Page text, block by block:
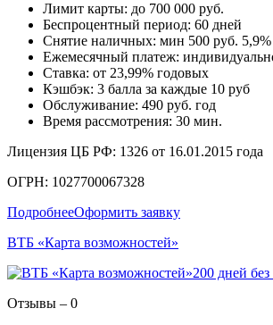
Лимит карты: до 700 000 руб.
Беспроцентный период: 60 дней
Снятие наличных: мин 500 руб. 5,9%
Ежемесячный платеж:
Ставка: от 23,99% годовых
Кэшбэк: 3 балла за каждые 10 руб
Обслуживание: 490 руб. год
Время рассмотрения: 30 мин.
Лицензия ЦБ РФ: 1326 от 16.01.2015 года
ОГРН: 1027700067328
ПодробнееОформить заявку
ВТБ «Карта возможностей»
200 дней
Отзывы – 0